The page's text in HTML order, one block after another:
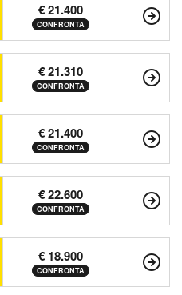
€ 21.400
CONFRONTA
€ 21.310
CONFRONTA
€ 21.400
CONFRONTA
€ 22.600
CONFRONTA
€ 18.900
CONFRONTA